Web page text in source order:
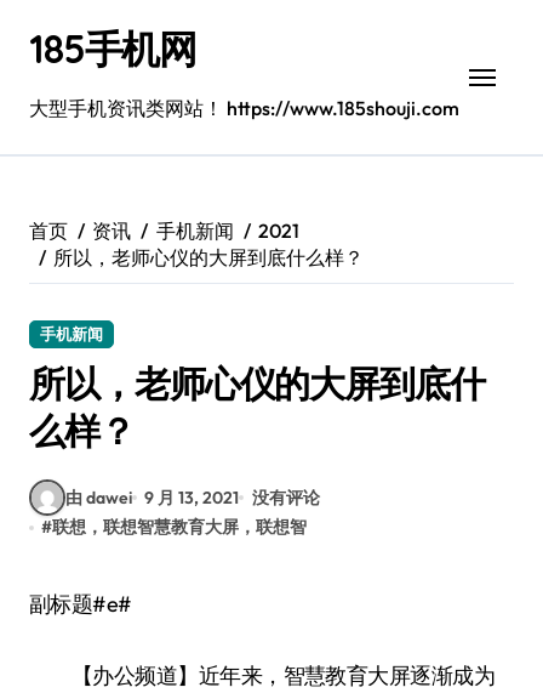
185手机网
大型手机资讯类网站！ https://www.185shouji.com
首页 资讯 手机新闻
2021
所以，老师心仪的大屏到底什么样？
手机新闻
所以，老师心仪的大屏到底什
么样？
由 dawei 9 月 13, 2021 没有评论
#联想，联想智慧教育大屏，联想智
副标题#e#
【办公频道】近年来，智慧教育大屏逐渐成为